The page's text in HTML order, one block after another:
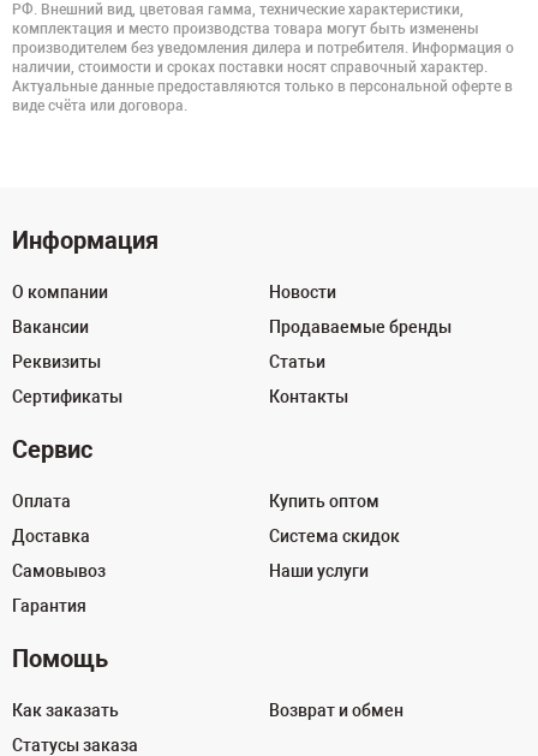
РФ. Внешний вид, цветовая гамма, технические характеристики,
комплектация и место производства товара могут быть изменены
производителем без уведомления дилера и потребителя. Информация о
наличии, стоимости и сроках поставки носят справочный характер.
Актуальные данные предоставляются только в персональной оферте в
виде счёта или договора.
Информация
О компании
Вакансии
Реквизиты
Сертификаты
Новости
Продаваемые бренды
Статьи
Контакты
Сервис
Оплата
Доставка
Самовывоз
Гарантия
Купить оптом
Система скидок
Наши услуги
Помощь
Как заказать
Статусы заказа
Возврат и обмен